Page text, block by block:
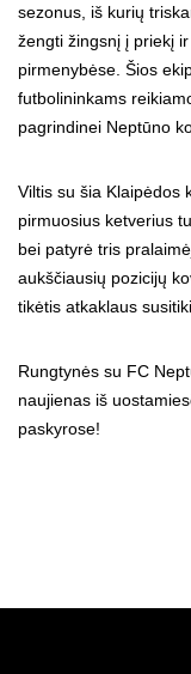
sezonus, iš kurių
žengti žingsnį į priekį
pirmenybėse. Šios
futbolininkams
pagrindinei Neptūno
Viltis su šia Klaipėdos
pirmuosius ketverius
bei patyrė tris
aukščiausių pozicijų
tikėtis atkaklaus
Rungtynės su FC
naujienas iš
paskyrose!